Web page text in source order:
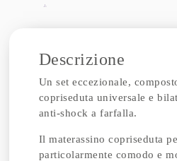
Descrizione
Un set eccezionale,
copriseduta universale e
anti-shock a farfalla.
Il materassino copriseduta
particolarmente comodo e